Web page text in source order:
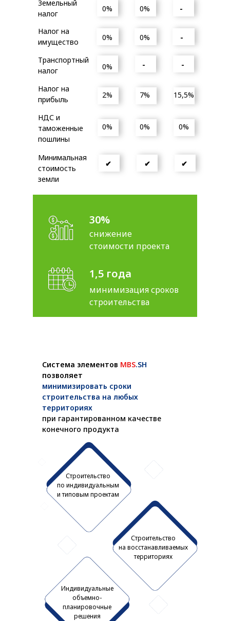
-
0%
0%
Земельный
налог
-
0%
0%
Налог на
имущество
- -
0%
Транспортный
налог
15,5%
7%
2%
Налог на
прибыль
0%
0%
0%
НДС и
таможенные
пошлины
✔
✔
✔
Минимальная
стоимость
земли
снижение
стоимости проекта
30%
минимизация сроков
строительства
1,5 года
Система элементов MBS.SH
позволяет
минимизировать сроки
строительства на любых
территориях
при гарантированном качестве
конечного продукта
Строительство
по индивидуальным
и типовым проектам
Индивидуальные
объемно-
планировочные
решения
Строительство
на восстанавливаемых
территориях